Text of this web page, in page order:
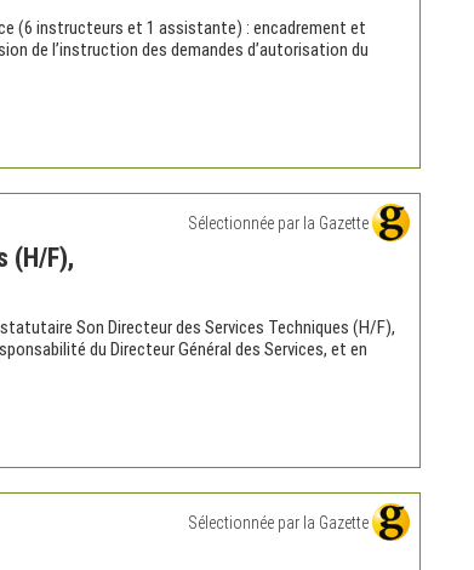
(6 instructeurs et 1 assistante) : encadrement et
de l’instruction des demandes d’autorisation du
Sélectionnée par la Gazette
(H/F),
Son Directeur des Services Techniques (H/F),
du Directeur Général des Services, et en
Sélectionnée par la Gazette